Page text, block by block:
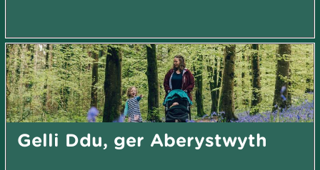
Gelli Ddu, ger Aberystwyth